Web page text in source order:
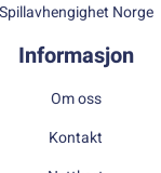
Spillavhengighet Norge
Informasjon
Om oss
Kontakt